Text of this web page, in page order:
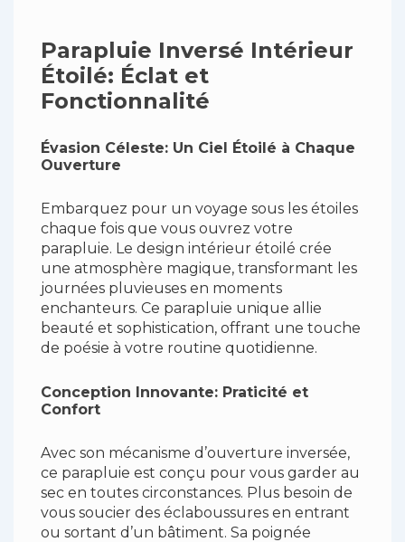
Parapluie Inversé Intérieur
Étoilé: Éclat et
Fonctionnalité
Évasion Céleste: Un Ciel Étoilé à Chaque
Ouverture
Embarquez pour un voyage sous les étoiles
chaque fois que vous ouvrez votre
parapluie. Le design intérieur étoilé crée
une atmosphère magique, transformant les
journées pluvieuses en moments
enchanteurs. Ce parapluie unique allie
beauté et sophistication, offrant une touche
de poésie à votre routine quotidienne.
Conception Innovante: Praticité et
Confort
Avec son mécanisme d’ouverture inversée,
ce parapluie est conçu pour vous garder au
sec en toutes circonstances. Plus besoin de
vous soucier des éclaboussures en entrant
ou sortant d’un bâtiment. Sa poignée